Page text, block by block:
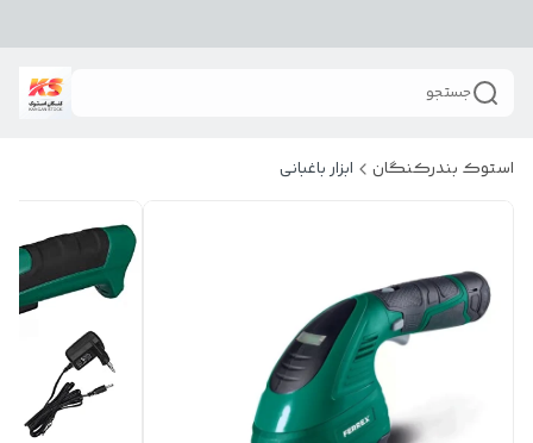
جستجو
استوک بندرکنگان ابزار باغبانی